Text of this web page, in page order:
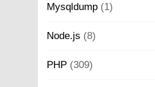
Mysqldump (1)
Node.js (8)
PHP (309)